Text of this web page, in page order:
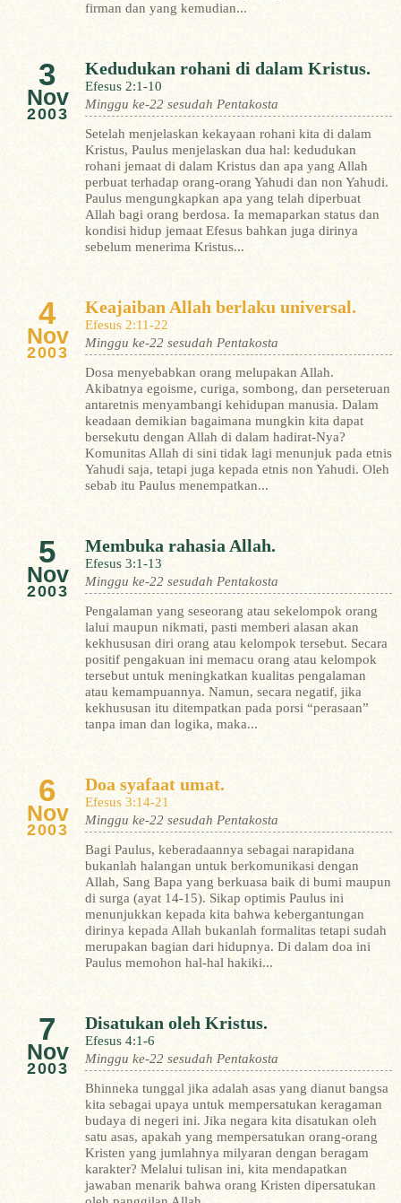
firman dan yang kemudian...
3
Nov
2003
Kedudukan rohani di dalam Kristus.
Efesus 2:1-10
Minggu ke-22 sesudah Pentakosta
Setelah menjelaskan kekayaan rohani kita di dalam
Kristus, Paulus menjelaskan dua hal: kedudukan
rohani jemaat di dalam Kristus dan apa yang Allah
perbuat terhadap orang-orang Yahudi dan non Yahudi.
Paulus mengungkapkan apa yang telah diperbuat
Allah bagi orang berdosa. Ia memaparkan status dan
kondisi hidup jemaat Efesus bahkan juga dirinya
sebelum menerima Kristus...
4
Nov
2003
Keajaiban Allah berlaku universal.
Efesus 2:11-22
Minggu ke-22 sesudah Pentakosta
Dosa menyebabkan orang melupakan Allah.
Akibatnya egoisme, curiga, sombong, dan perseteruan
antaretnis menyambangi kehidupan manusia. Dalam
keadaan demikian bagaimana mungkin kita dapat
bersekutu dengan Allah di dalam hadirat-Nya?
Komunitas Allah di sini tidak lagi menunjuk pada etnis
Yahudi saja, tetapi juga kepada etnis non Yahudi. Oleh
sebab itu Paulus menempatkan...
5
Nov
2003
Membuka rahasia Allah.
Efesus 3:1-13
Minggu ke-22 sesudah Pentakosta
Pengalaman yang seseorang atau sekelompok orang
lalui maupun nikmati, pasti memberi alasan akan
kekhususan diri orang atau kelompok tersebut. Secara
positif pengakuan ini memacu orang atau kelompok
tersebut untuk meningkatkan kualitas pengalaman
atau kemampuannya. Namun, secara negatif, jika
kekhususan itu ditempatkan pada porsi “perasaan”
tanpa iman dan logika, maka...
6
Nov
2003
Doa syafaat umat.
Efesus 3:14-21
Minggu ke-22 sesudah Pentakosta
Bagi Paulus, keberadaannya sebagai narapidana
bukanlah halangan untuk berkomunikasi dengan
Allah, Sang Bapa yang berkuasa baik di bumi maupun
di surga (ayat 14-15). Sikap optimis Paulus ini
menunjukkan kepada kita bahwa kebergantungan
dirinya kepada Allah bukanlah formalitas tetapi sudah
merupakan bagian dari hidupnya. Di dalam doa ini
Paulus memohon hal-hal hakiki...
7
Nov
2003
Disatukan oleh Kristus.
Efesus 4:1-6
Minggu ke-22 sesudah Pentakosta
Bhinneka tunggal jika adalah asas yang dianut bangsa
kita sebagai upaya untuk mempersatukan keragaman
budaya di negeri ini. Jika negara kita disatukan oleh
satu asas, apakah yang mempersatukan orang-orang
Kristen yang jumlahnya milyaran dengan beragam
karakter? Melalui tulisan ini, kita mendapatkan
jawaban menarik bahwa orang Kristen dipersatukan